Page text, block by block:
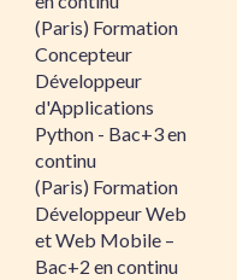
(Paris) Formation
Concepteur
Développeur
d'Applications
Python - Bac+3 en
continu
(Paris) Formation
Développeur Web
et Web Mobile –
Bac+2 en continu